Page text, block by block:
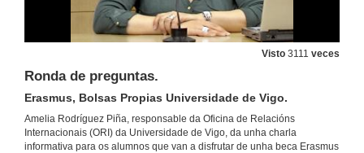
Visto 3111 veces
Ronda de preguntas.
Erasmus, Bolsas Propias Universidade de Vigo.
Amelia Rodríguez Piña, responsable da Oficina de Relacións
Internacionais (ORI) da Universidade de Vigo, da unha charla
informativa para os alumnos que van a disfrutar de unha beca Erasmus